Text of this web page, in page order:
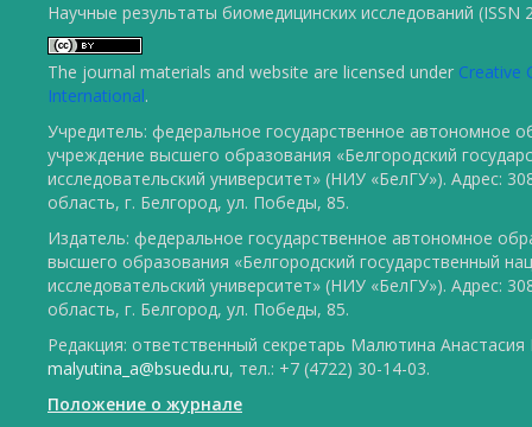
Научные результаты биомедицинских исследований (ISSN
The journal materials and website are licensed under Creative
International.
Учредитель: федеральное государственное автономное
учреждение высшего образования «Белгородский
исследовательский университет» (НИУ «БелГУ»). Адрес:
область, г. Белгород, ул. Победы, 85.
Издатель: федеральное государственное автономное
высшего образования «Белгородский государственный
исследовательский университет» (НИУ «БелГУ»). Адрес:
область, г. Белгород, ул. Победы, 85.
Редакция: ответственный секретарь Малютина
malyutina_a@bsuedu.ru, тел.: +7 (4722) 30-14-03.
Положение о журнале